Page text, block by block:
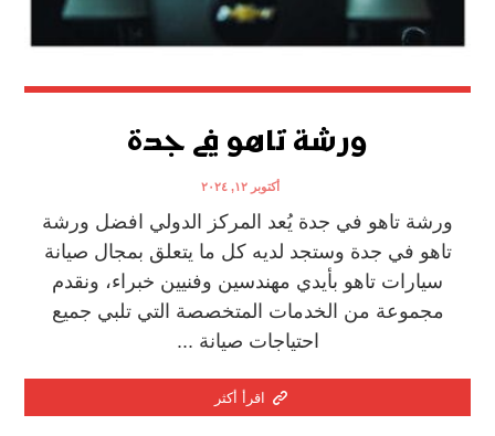
ورشة تاهو في جدة
أكتوبر ١٢, ٢٠٢٤
ورشة تاهو في جدة يُعد المركز الدولي افضل ورشة
تاهو في جدة وستجد لديه كل ما يتعلق بمجال صيانة
سيارات تاهو بأيدي مهندسين وفنيين خبراء، ونقدم
مجموعة من الخدمات المتخصصة التي تلبي جميع
احتياجات صيانة ...
اقرأ أكثر